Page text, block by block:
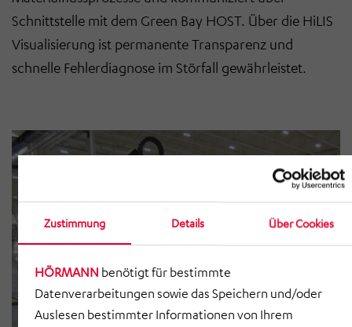
Zustimmung Details Über Cookies
HÖRMANN benötigt für bestimmte
Datenverarbeitungen sowie das Speichern und/oder
Auslesen bestimmter Informationen von Ihrem
Schnittstelle mit dem Green Bay HOST. Über die HiLIS
Visualisierung ist permanente Transparenz und
schnelle Fehlerdiagnose im Störfall gewährleistet.